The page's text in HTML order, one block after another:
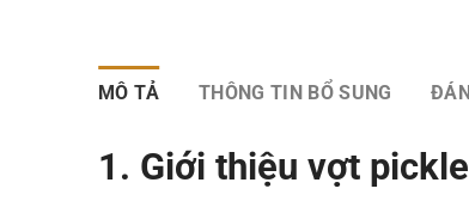
MÔ TẢ THÔNG TIN BỔ SUNG
1. Giới thiệu vợt